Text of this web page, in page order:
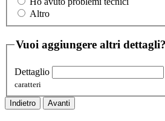
Altro
Vuoi aggiungere altri dettagli?
Dettaglio
caratteri
Indietro Avanti